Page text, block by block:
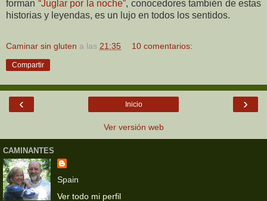
forman “Juglar por la noche”, conocedores también de estas
historias y leyendas, es un lujo en todos los sentidos.
Caminar sin gluten a las 21:35 10 comentarios:
Compartir
‹ ›
Inicio
Ver versión web
CAMINANTES
Spain
Ver todo mi perfil